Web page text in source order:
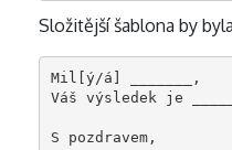
Složitější šablona by
Mil[ý/á] _______,
Váš výsledek je
S pozdravem,